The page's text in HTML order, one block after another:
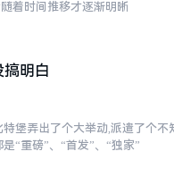
着时间推移才逐渐明晰
明白
堡弄出了个大举动,派遣了个不
“重磅”、“首发”、“独家”